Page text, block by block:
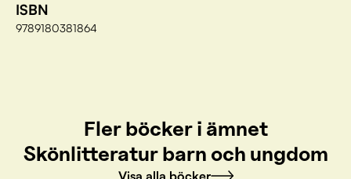
ISBN
9789180381864
Fler böcker i ämnet
Skönlitteratur barn och ungdom
Visa alla böcker